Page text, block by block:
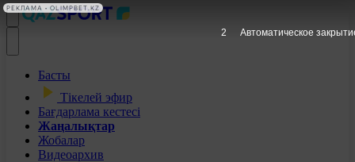
Басты
Тікелей эфир
Бағдарлама кестесі
Жаңалықтар
Жобалар
Видеоархив
1 Автоматическое
РЕКЛАМА • OLIMPBET.KZ